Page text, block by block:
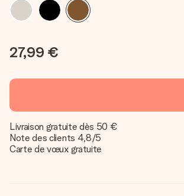
27,99 €
Livraison gratuite dès 50 €
Note des clients 4,8/5
Carte de vœux gratuite